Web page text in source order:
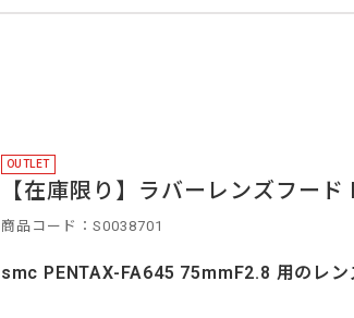
OUTLET
【在庫限り】ラバーレンズフード
商品コード：S0038701
smc PENTAX-FA645 75mmF2.8 用のレン